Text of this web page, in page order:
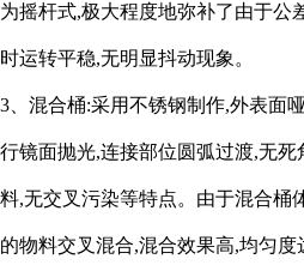
为摇杆式,极大程度地弥补了由于公
时运转平稳,无明显抖动现象。
3、混合桶:采用不锈钢制作,外表面
行镜面抛光,连接部位圆弧过渡,无
料,无交叉污染等特点。由于混合桶
的物料交叉混合,混合效果高,均匀度